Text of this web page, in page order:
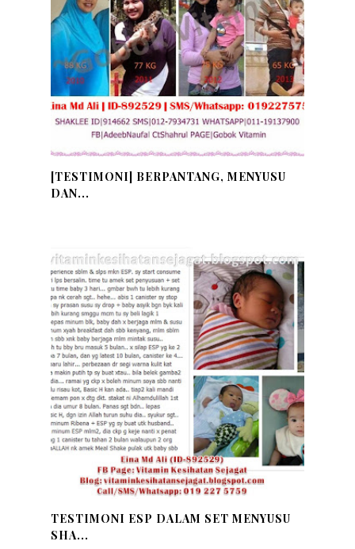
[TESTIMONI] BERPANTANG, MENYUSU
DAN...
TESTIMONI ESP DALAM SET MENYUSU
SHA...